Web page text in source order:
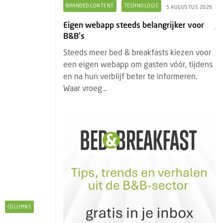
COLUMNS
kiezen voor
COLUMNS JORINE DE BRUIN 7 AUGUSTUS 2026
Jorine de Bruin: Wat Marilyn Monroe ons
vandaag nog kan leren over gastvrijheid
Marilyn Monroe was veel meer dan een
Hollywood-icoon. Haar kracht zat niet
alleen in haar uiterlijk, maar vooral in haar
unieke positionering. Juist d...